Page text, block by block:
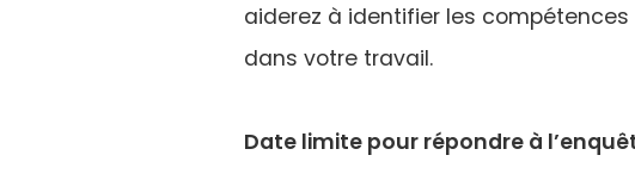
in
tab)
aiderez à identifier les
dans votre travail.
Date limite pour répondre à